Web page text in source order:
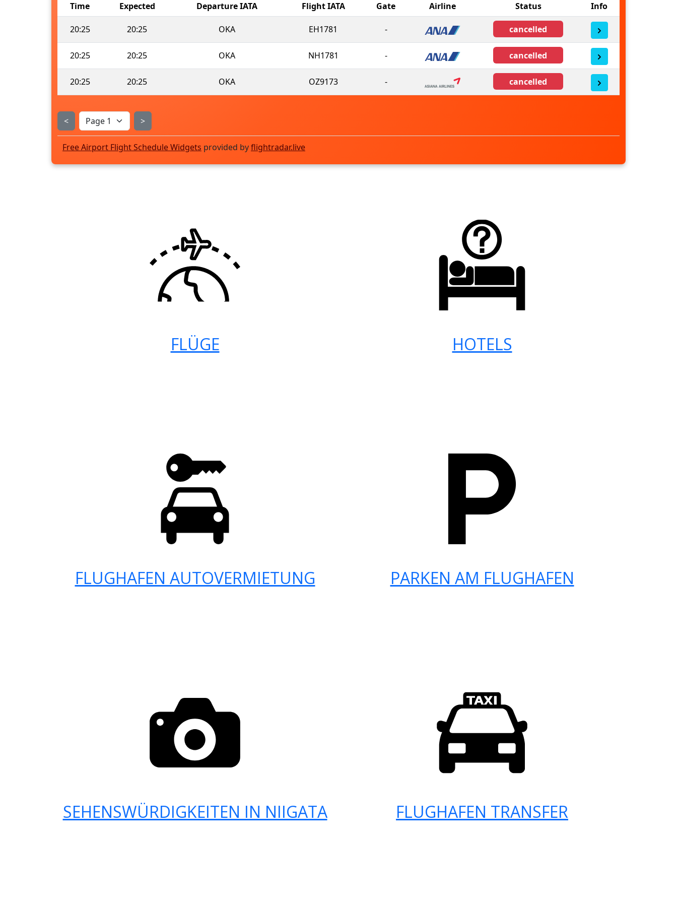
Time Expected Departure IATA Flight IATA Gate Airline Status Info
20:25 20:25 OKA EH1781 - cancelled
20:25 20:25 OKA NH1781 - cancelled
20:25 20:25 OKA OZ9173 - cancelled
< >
Free Airport Flight Schedule Widgets provided byflightradar.live
FLÜGE HOTELS
FLUGHAFEN AUTOVERMIETUNG PARKEN AM FLUGHAFEN
SEHENSWÜRDIGKEITEN IN NIIGATA FLUGHAFEN TRANSFER